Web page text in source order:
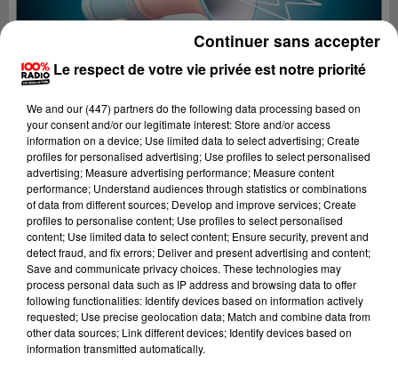
Lecture (4 min 9 sec)
100%
100% Radio les infos de l'Aude
Le respect de votre vie privée est notre priorité
We and our (447) partnersdo the following data processing based on
your consent and/or our legitimate interest: Store and/or access
information on a device; Use limited data to select advertising; Create
profiles for personalised advertising; Use profiles to select personalised
advertising; Measure advertising performance; Measure content
performance; Understand audiences through statistics or combinations
of data from different sources; Develop and improve services; Create
profiles to personalise content; Use profiles to select personalised
content; Use limited data to select content; Ensure security, prevent and
detect fraud, and fix errors; Deliver and present advertising and content;
Save and communicate privacy choices. These technologies may
process personal data such as IP address and browsing data to offer
following functionalities: Identify devices based on information actively
requested; Use precise geolocation data; Match and combine data from
other data sources; Link different devices; Identify devices based on
information transmitted automatically.
Continuer sans accepter